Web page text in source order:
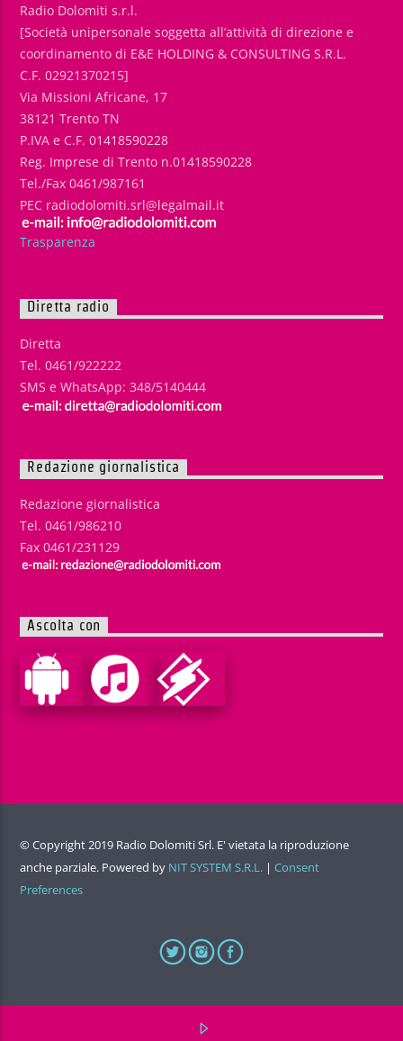
Radio Dolomiti s.r.l.
[Società unipersonale soggetta all’attività di direzione e
coordinamento di E&E HOLDING & CONSULTING S.R.L.
C.F. 02921370215]
Via Missioni Africane, 17
38121 Trento TN
P.IVA e C.F. 01418590228
Reg. Imprese di Trento n.01418590228
Tel./Fax 0461/987161
PEC radiodolomiti.srl@legalmail.it
Trasparenza
Diretta radio
Diretta
Tel. 0461/922222
SMS e WhatsApp: 348/5140444
Redazione giornalistica
Redazione giornalistica
Tel. 0461/986210
Fax 0461/231129
Ascolta con
© Copyright 2019 Radio Dolomiti Srl. E' vietata la riproduzione
anche parziale. Powered by NIT SYSTEM S.R.L. | Consent
Preferences